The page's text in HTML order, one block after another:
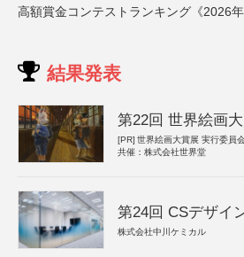
高額賞金コンテストランキング《2026年
結果発表
第22回 世界絵画
[PR] 世界絵画大賞展 実行委員
共催：株式会社世界堂
第24回 CSデザイ
株式会社中川ケミカル